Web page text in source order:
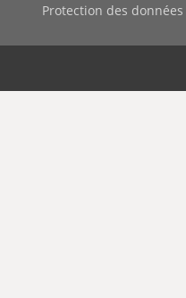
Protection des données